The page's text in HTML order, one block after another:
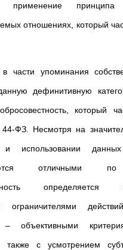
применение
отношениях, который
части упоминания
дефинитивную
который
ФЗ. Несмотря на
и использовании
отличными
определяется
ограничителями
– объективными
также с усмотрением